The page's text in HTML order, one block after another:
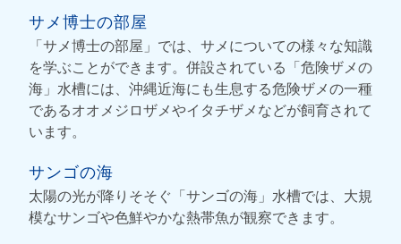
サメ博士の部屋
「サメ博士の部屋」では、サメについての様々な知識
を学ぶことができます。併設されている「危険ザメの
海」水槽には、沖縄近海にも生息する危険ザメの一種
であるオオメジロザメやイタチザメなどが飼育されて
います。
サンゴの海
太陽の光が降りそそぐ「サンゴの海」水槽では、大規
模なサンゴや色鮮やかな熱帯魚が観察できます。